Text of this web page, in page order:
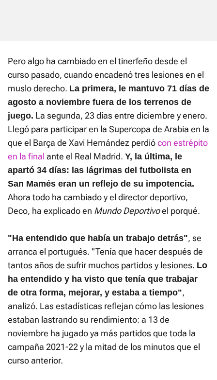
Pero algo ha cambiado en el tinerfeño desde el
curso pasado, cuando encadenó tres lesiones en el
muslo derecho. La primera, le mantuvo 71 días de
agosto a noviembre fuera de los terrenos de
juego. La segunda, 23 días entre diciembre y enero.
Llegó para participar en la Supercopa de Arabia en la
que el Barça de Xavi Hernández perdiócon estrépito
en la final ante el Real Madrid. Y, la última, le
apartó 34 días: las lágrimas del futbolista en
San Mamés eran un reflejo de su impotencia.
Ahora todo ha cambiado y el director deportivo,
Deco, ha explicado en Mundo Deportivoel porqué.
"Ha entendido que había un trabajo detrás", se
arranca el portugués. "Tenía que hacer después de
tantos años de sufrir muchos partidos y lesiones. Lo
ha entendido y ha visto que tenía que trabajar
de otra forma, mejorar, y estaba a tiempo",
analizó. Las estadísticas reflejan cómo las lesiones
estaban lastrando su rendimiento: a 13 de
noviembre ha jugado ya más partidos que toda la
campaña 2021-22 y la mitad de los minutos que el
curso anterior.